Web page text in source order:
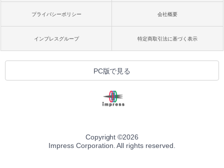
プライバシーポリシー 会社概要
インプレスグループ 特定商取引法に基づく表示
PC版で見る
Copyright ©2026
Impress Corporation. All rights reserved.